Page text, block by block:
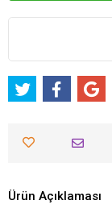
Ürün Açıklaması